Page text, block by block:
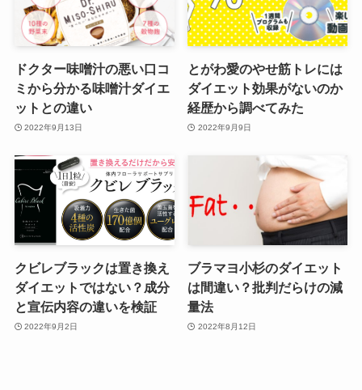
ドクター味噌汁の悪い口コ
ミから分かる味噌汁ダイエ
ットとの違い
2022年9月13日
とがわ愛のやせ筋トレには
ダイエット効果がないのか
経歴から調べてみた
2022年9月9日
クビレブラックは置き換え
ダイエットではない？成分
と宣伝内容の違いを検証
2022年9月2日
ブラマヨ小杉のダイエット
は間違い？批判だらけの減
量法
2022年8月12日